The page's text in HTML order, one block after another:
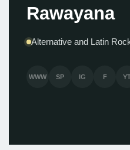
Rawayana
Alternative and Latin
WWW SP IG F